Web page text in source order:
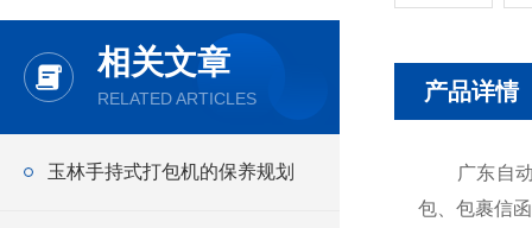
相关文章
RELATED ARTICLES
玉林手持式打包机的保养规划
产品详情
广东自动
包、包裹信